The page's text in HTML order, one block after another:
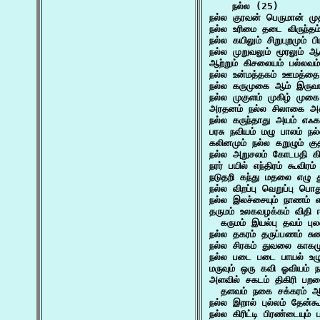
    நல்ல (25)
நல்ல குரவன்
நல்ல உரிமை தடை
நல்ல கயிலும் சிறுபுறமும்
நல்ல முறுவலும்
ஆற்றும் கிசலையம்
நல்ல உன்மத்தகம் ஊமத்தை
நல்ல கருமுகை ஆம்
நல்ல முகுளம் முகிழ்
அரதனம் நல்ல சிலாகை
நல்ல கருந்தாது அயம்
பரசு நவியம் மழு பாலம்
கலினமும் நல்ல கறுழும்
நல்ல அறுசலம் கோடபதி
நரர் பயில் எந்திரம்
நடுதறி கந்து மதலை
நல்ல விறப்பு வெறுப்பு
நல்ல இலச்சையும் நாணம்
தருமம் உலகவழக்கம்
கருமம் இயல்பு தவம்
நல்ல தகரம் தருப்பணம்
நல்ல சிரகம் துவலை
நல்ல படை படை பாயல்
மருவும் ஒரு கவி
அளவில் சகடம் திகிரி
தளவம் நகை சக்கரம்
நல்ல இறால் புல்லம்
நல்ல கிரிட்டி